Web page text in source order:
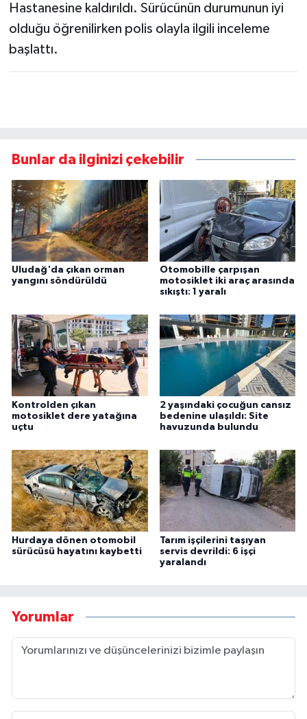
Hastanesine kaldırıldı. Sürücünün durumunun iyi
olduğu öğrenilirken polis olayla ilgili inceleme
başlattı.
Bunlar da ilginizi çekebilir
Uludağ'da çıkan orman
yangını söndürüldü
Otomobille çarpışan
motosiklet iki araç arasında
sıkıştı: 1 yaralı
Kontrolden çıkan
motosiklet dere yatağına
uçtu
2 yaşındaki çocuğun cansız
bedenine ulaşıldı: Site
havuzunda bulundu
Hurdaya dönen otomobil
sürücüsü hayatını kaybetti
Tarım işçilerini taşıyan
servis devrildi: 6 işçi
yaralandı
Yorumlar